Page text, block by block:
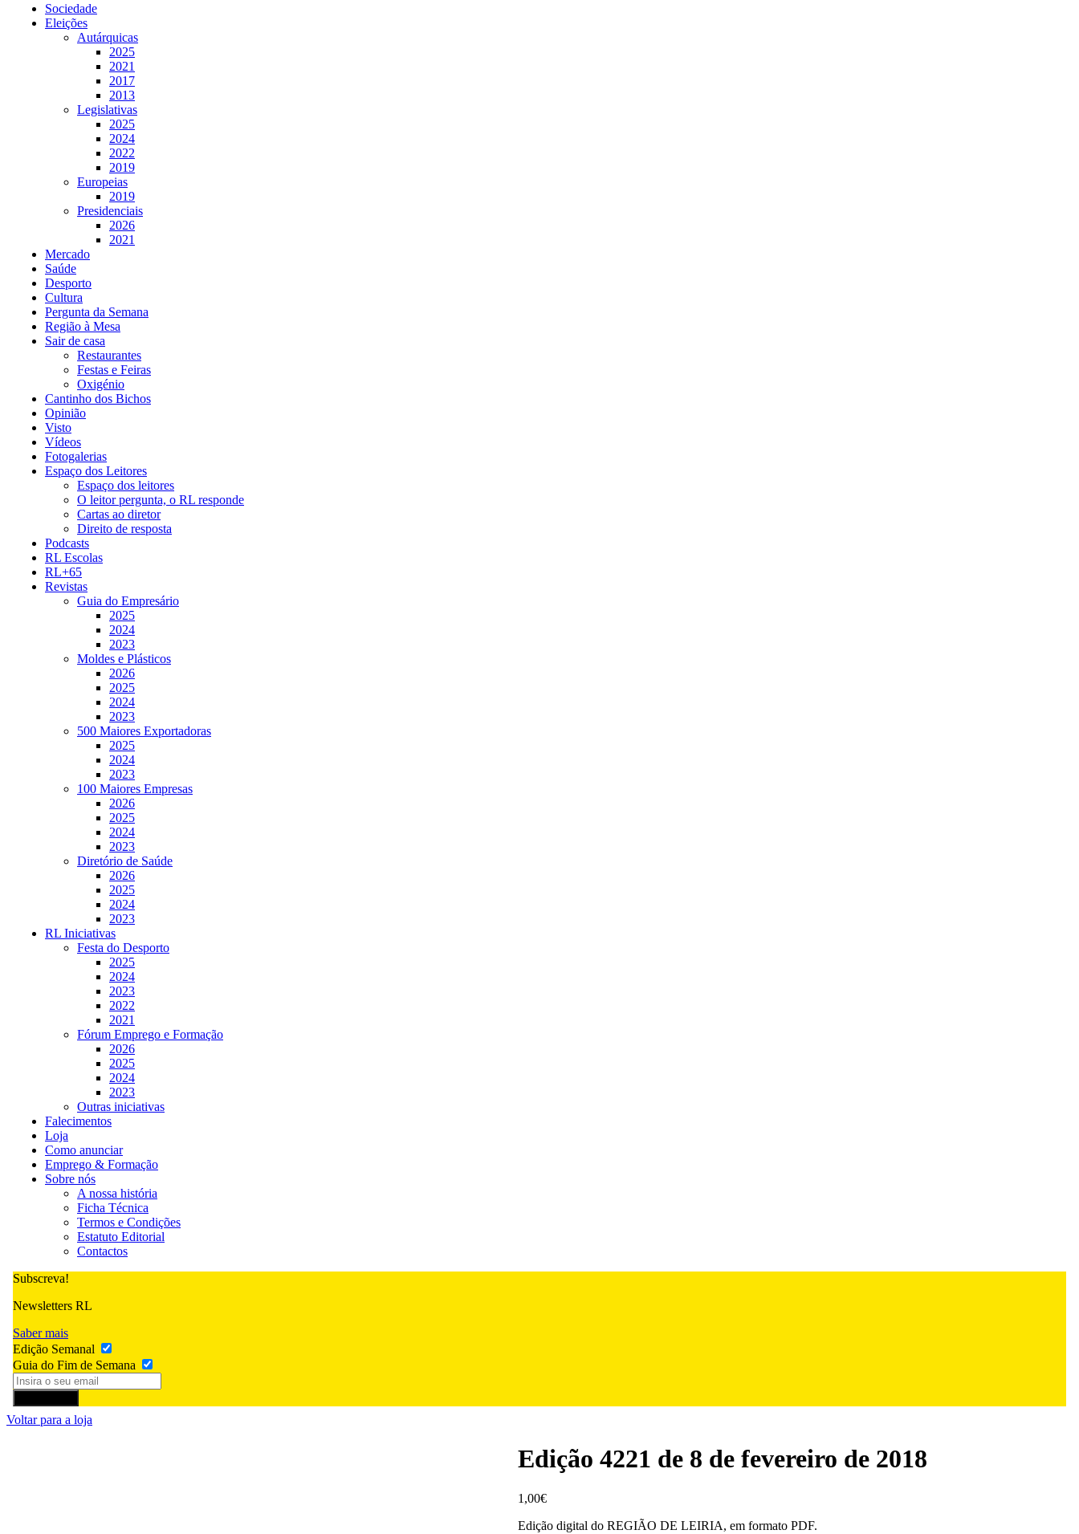
Sociedade
Eleições
Autárquicas
2025
2021
2017
2013
Legislativas
2025
2024
2022
2019
Europeias
2019
Presidenciais
2026
2021
Mercado
Saúde
Desporto
Cultura
Pergunta da Semana
Região à Mesa
Sair de casa
Restaurantes
Festas e Feiras
Oxigénio
Cantinho dos Bichos
Opinião
Visto
Vídeos
Fotogalerias
Espaço dos Leitores
Espaço dos leitores
O leitor pergunta, o RL responde
Cartas ao diretor
Direito de resposta
Podcasts
RL Escolas
RL+65
Revistas
Guia do Empresário
2025
2024
2023
Moldes e Plásticos
2026
2025
2024
2023
500 Maiores Exportadoras
2025
2024
2023
100 Maiores Empresas
2026
2025
2024
2023
Diretório de Saúde
2026
2025
2024
2023
RL Iniciativas
Festa do Desporto
2025
2024
2023
2022
2021
Fórum Emprego e Formação
2026
2025
2024
2023
Outras iniciativas
Falecimentos
Loja
Como anunciar
Emprego & Formação
Sobre nós
A nossa história
Ficha Técnica
Termos e Condições
Estatuto Editorial
Contactos
Subscreva!
Newsletters RL
Saber mais
Edição Semanal
Guia do Fim de Semana
Voltar para a loja
Edição 4221 de 8 de fevereiro de 2018
1,00€
Edição digital do REGIÃO DE LEIRIA, em formato PDF.